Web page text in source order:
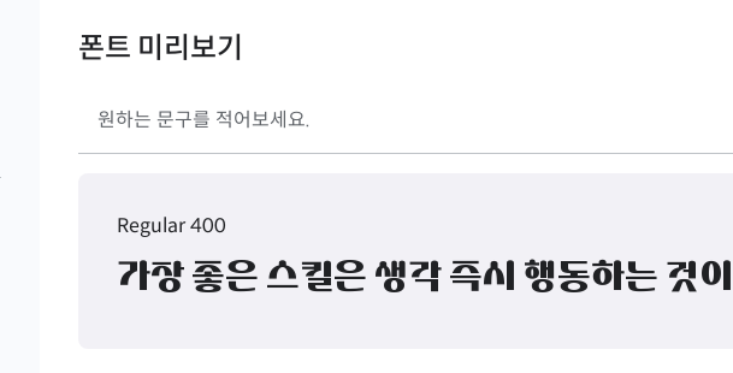
폰트 미리보기
Regular 400
가장 좋은 스킬은 생각 즉시 행동하는 것